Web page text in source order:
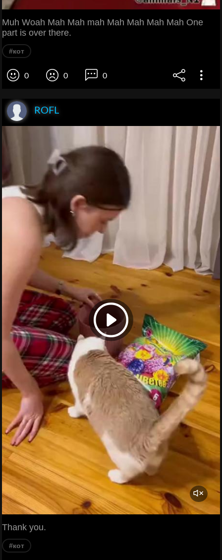
Muh Woah Mah Mah mah Mah Mah Mah Mah One
part is over there.
#кот
0 0 0
ROFL
Thank you.
#кот